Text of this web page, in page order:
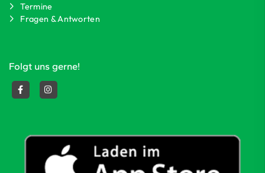
Termine
Fragen & Antworten
Folgt uns gerne!